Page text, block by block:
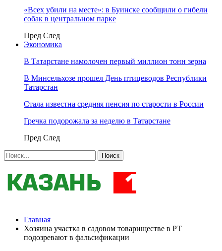
«Всех убили на месте»: в Буинске сообщили о гибели
собак в центральном парке
Пред След
Экономика
В Татарстане намолочен первый миллион тонн зерна
В Минсельхозе прошел День птицеводов Республики
Татарстан
Стала известна средняя пенсия по старости в России
Гречка подорожала за неделю в Татарстане
Пред След
Главная
Хозяина участка в садовом товариществе в РТ
подозревают в фальсификации